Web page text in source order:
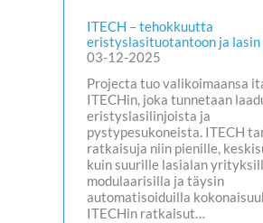
ITECH – tehokkuutta
eristyslasituotantoon ja lasin
03-12-2025
Projecta tuo valikoimaansa
ITECHin, joka tunnetaan
eristyslasilinjoista ja
pystypesukoneista. ITECH
ratkaisuja niin pienille,
kuin suurille lasialan
modulaarisilla ja täysin
automatisoiduilla
ITECHin ratkaisut…